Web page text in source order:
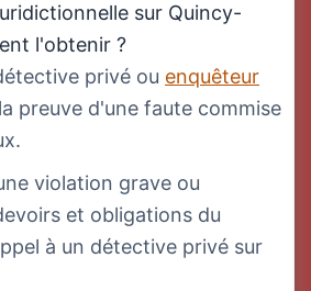
sur Quincy-
l'obtenir ?
privé ou enquêteur
preuve d'une faute commise
violation grave ou
et obligations du
à un détective privé sur